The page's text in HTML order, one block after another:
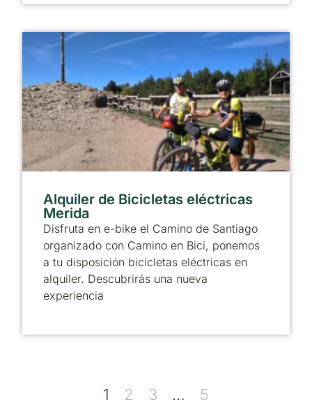
Alquiler de Bicicletas eléctricas
Merida
Disfruta en e-bike el Camino de Santiago
organizado con Camino en Bici, ponemos
a tu disposición bicicletas eléctricas en
alquiler. Descubrirás una nueva
experiencia
1 2 3 … 5